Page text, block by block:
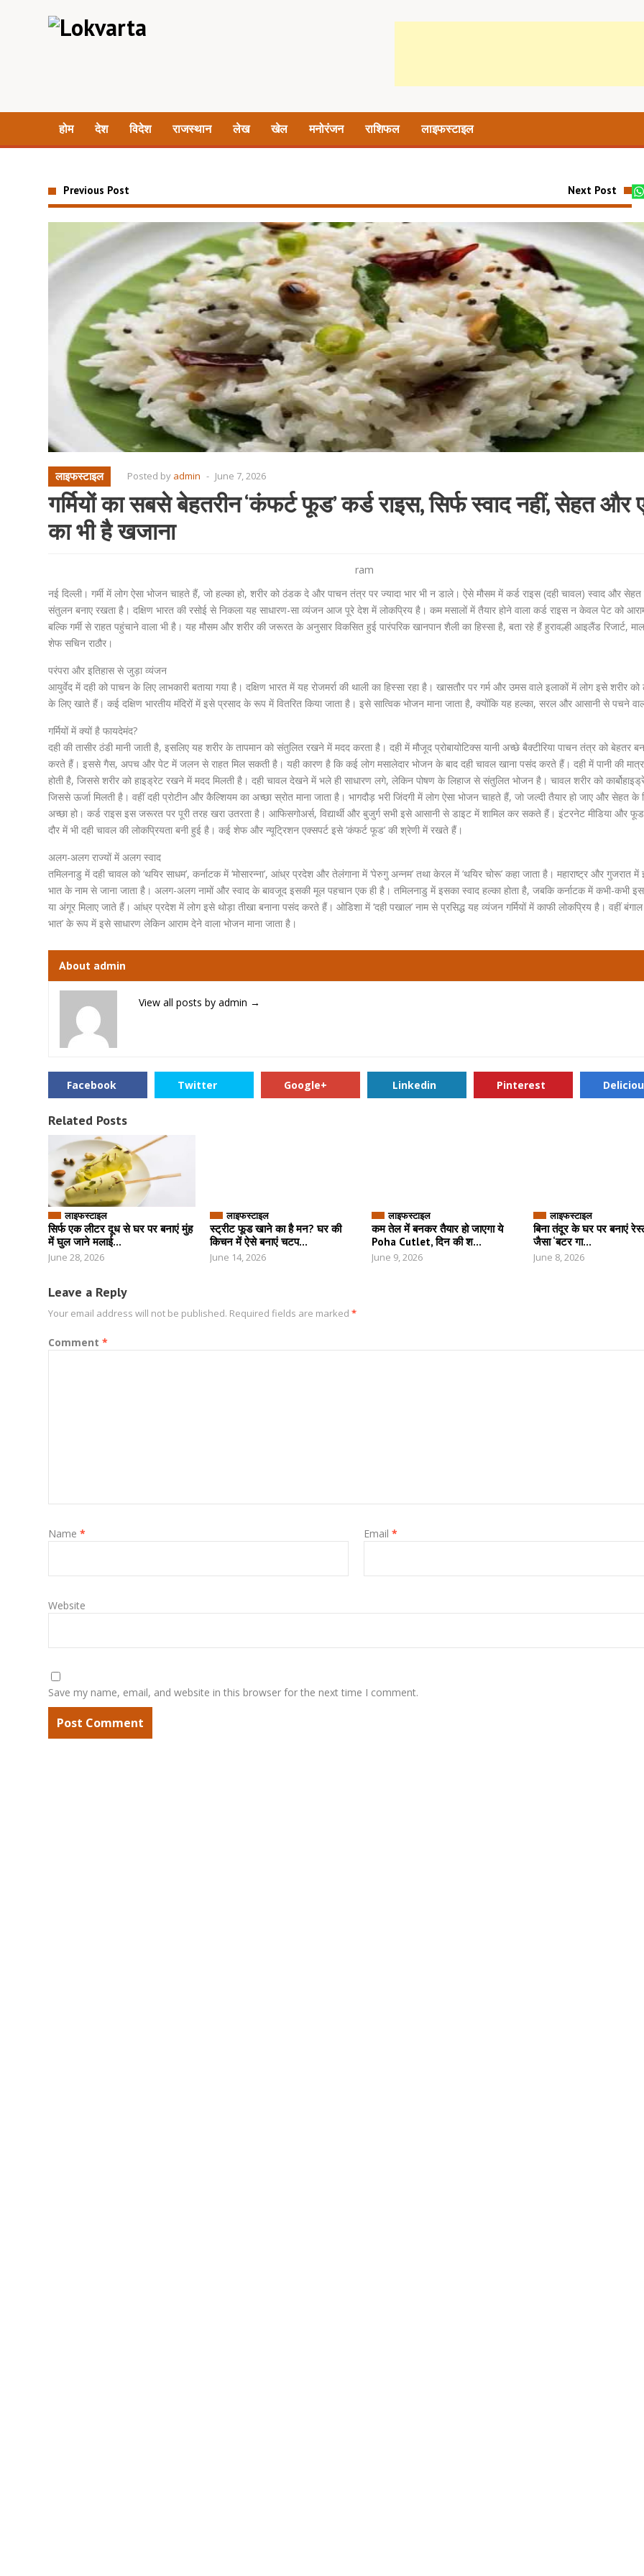
होम देश विदेश राजस्थान लेख खेल मनोरंजन राशिफल लाइफस्टाइल
Previous Post Next Post
लाइफस्टाइल Posted by admin - June 7, 2026
गर्मियों का सबसे बेहतरीन ‘कंफर्ट फूड’ कर्ड राइस, सिर्फ स्वाद नहीं, सेहत और
का भी है खजाना
ram
नई दिल्ली। गर्मी में लोग ऐसा भोजन चाहते हैं, जो हल्का हो, शरीर को ठंडक दे और पाचन तंत्र पर ज्यादा भार भी न डाले। ऐसे मौसम में कर्ड राइस (दही चावल) स्वाद और सेहत
संतुलन बनाए रखता है। दक्षिण भारत की रसोई से निकला यह साधारण-सा व्यंजन आज पूरे देश में लोकप्रिय है। कम मसालों में तैयार होने वाला कर्ड राइस न केवल पेट को
बल्कि गर्मी से राहत पहुंचाने वाला भी है। यह मौसम और शरीर की जरूरत के अनुसार विकसित हुई पारंपरिक खानपान शैली का हिस्सा है, बता रहे हैं हुरावल्ही आइलैंड रिजार्ट,
शेफ सचिन राठौर।
परंपरा और इतिहास से जुड़ा व्यंजन
आयुर्वेद में दही को पाचन के लिए लाभकारी बताया गया है। दक्षिण भारत में यह रोजमर्रा की थाली का हिस्सा रहा है। खासतौर पर गर्म और उमस वाले इलाकों में लोग इसे शरीर
के लिए खाते हैं। कई दक्षिण भारतीय मंदिरों में इसे प्रसाद के रूप में वितरित किया जाता है। इसे सात्विक भोजन माना जाता है, क्योंकि यह हल्का, सरल और आसानी से पचने
गर्मियों में क्यों है फायदेमंद?
दही की तासीर ठंडी मानी जाती है, इसलिए यह शरीर के तापमान को संतुलित रखने में मदद करता है। दही में मौजूद प्रोबायोटिक्स यानी अच्छे बैक्टीरिया पाचन तंत्र को बेहतर
करते हैं। इससे गैस, अपच और पेट में जलन से राहत मिल सकती है। यही कारण है कि कई लोग मसालेदार भोजन के बाद दही चावल खाना पसंद करते हैं। दही में पानी की
होती है, जिससे शरीर को हाइड्रेट रखने में मदद मिलती है। दही चावल देखने में भले ही साधारण लगे, लेकिन पोषण के लिहाज से संतुलित भोजन है। चावल शरीर को
जिससे ऊर्जा मिलती है। वहीं दही प्रोटीन और कैल्शियम का अच्छा स्रोत माना जाता है। भागदौड़ भरी जिंदगी में लोग ऐसा भोजन चाहते हैं, जो जल्दी तैयार हो जाए और सेहत के
अच्छा हो। कर्ड राइस इस जरूरत पर पूरी तरह खरा उतरता है। आफिसगोअर्स, विद्यार्थी और बुजुर्ग सभी इसे आसानी से डाइट में शामिल कर सकते हैं। इंटरनेट मीडिया और
दौर में भी दही चावल की लोकप्रियता बनी हुई है। कई शेफ और न्यूट्रिशन एक्सपर्ट इसे ‘कंफर्ट फूड’ की श्रेणी में रखते हैं।
अलग-अलग राज्यों में अलग स्वाद
तमिलनाडु में दही चावल को ‘थयिर साधम’, कर्नाटक में ‘मोसारन्ना’, आंध्र प्रदेश और तेलंगाना में ‘पेरुगु अन्नम’ तथा केरल में ‘थयिर चोरू’ कहा जाता है। महाराष्ट्र और गुजरात में
भात के नाम से जाना जाता है। अलग-अलग नामों और स्वाद के बावजूद इसकी मूल पहचान एक ही है। तमिलनाडु में इसका स्वाद हल्का होता है, जबकि कर्नाटक में कभी-कभी
या अंगूर मिलाए जाते हैं। आंध्र प्रदेश में लोग इसे थोड़ा तीखा बनाना पसंद करते हैं। ओडिशा में ‘दही पखाल’ नाम से प्रसिद्ध यह व्यंजन गर्मियों में काफी लोकप्रिय है। वहीं बंगाल
भात’ के रूप में इसे साधारण लेकिन आराम देने वाला भोजन माना जाता है।
About admin
View all posts by admin →
Facebook Twitter Google+ Linkedin Pinterest
Related Posts
लाइफस्टाइल
सिर्फ एक लीटर दूध से घर पर बनाएं मुंह
में घुल जाने मलाई...
June 28, 2026
लाइफस्टाइल
स्ट्रीट फूड खाने का है मन? घर की
किचन में ऐसे बनाएं चटप...
June 14, 2026
लाइफस्टाइल
कम तेल में बनकर तैयार हो जाएगा ये
Poha Cutlet, दिन की श...
June 9, 2026
लाइफस्टाइल
बिना तंदूर के घर पर बनाएं
जैसा ‘बटर गा...
June 8, 2026
Leave a Reply
Your email address will not be published. Required fields are marked *
Comment *
Name * Email *
Website
Save my name, email, and website in this browser for the next time I comment.